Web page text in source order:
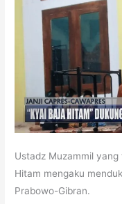
Ustadz Muzammil
Hitam mengaku
Prabowo-Gibran.